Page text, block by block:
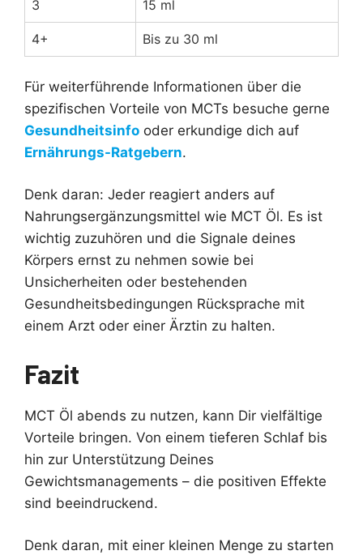
3 15 ml
4+ Bis zu 30 ml
Für weiterführende Informationen über die
spezifischen Vorteile von MCTs besuche gerne
Gesundheitsinfo oder erkundige dich auf
Ernährungs-Ratgebern.
Denk daran: Jeder reagiert anders auf
Nahrungsergänzungsmittel wie MCT Öl. Es ist
wichtig zuzuhören und die Signale deines
Körpers ernst zu nehmen sowie bei
Unsicherheiten oder bestehenden
Gesundheitsbedingungen Rücksprache mit
einem Arzt oder einer Ärztin zu halten.
Fazit
MCT Öl abends zu nutzen, kann Dir vielfältige
Vorteile bringen. Von einem tieferen Schlaf bis
hin zur Unterstützung Deines
Gewichtsmanagements – die positiven Effekte
sind beeindruckend.
Denk daran, mit einer kleinen Menge zu starten